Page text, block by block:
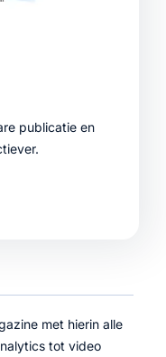
publicatie en
met hierin alle
tot video